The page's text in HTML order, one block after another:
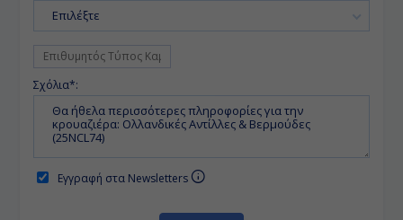
Επιλέξτε
Σχόλια*:
Εγγραφή στα Newsletters